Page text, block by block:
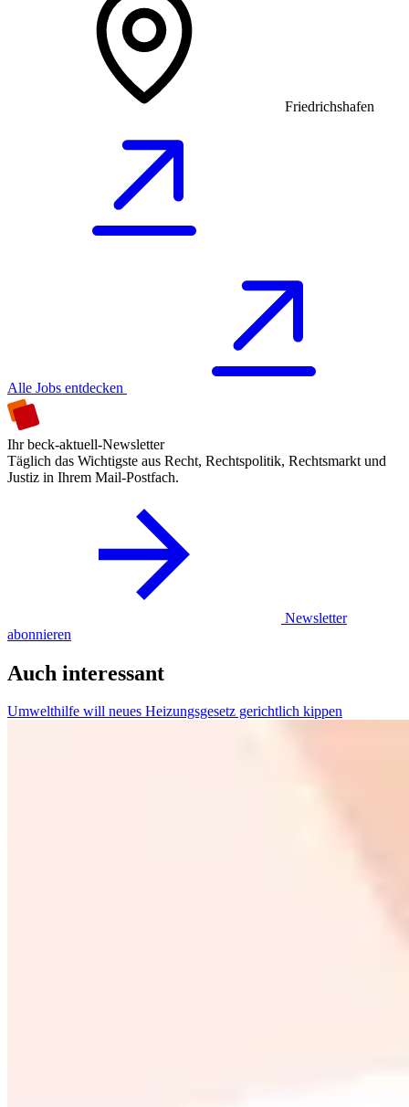
Friedrichshafen
Alle Jobs entdecken
Ihr beck-aktuell-Newsletter
Täglich das Wichtigste aus Recht, Rechtspolitik, Rechtsmarkt und
Justiz in Ihrem Mail-Postfach.
Newsletter
abonnieren
Auch interessant
Umwelthilfe will neues Heizungsgesetz gerichtlich kippen